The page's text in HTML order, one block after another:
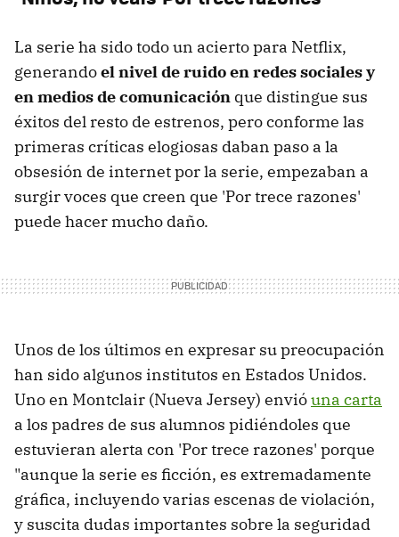
La serie ha sido todo un acierto para Netflix,
generandoel nivel de ruido en redes sociales y
en medios de comunicación que distingue sus
éxitos del resto de estrenos, pero conforme las
primeras críticas elogiosas daban paso a la
obsesión de internet por la serie, empezaban a
surgir voces que creen que 'Por trece razones'
puede hacer mucho daño.
Unos de los últimos en expresar su preocupación
han sido algunos institutos en Estados Unidos.
Uno en Montclair (Nueva Jersey) envióuna carta
a los padres de sus alumnos pidiéndoles que
estuvieran alerta con 'Por trece razones' porque
"aunque la serie es ficción, es extremadamente
gráfica, incluyendo varias escenas de violación,
y suscita dudas importantes sobre la seguridad